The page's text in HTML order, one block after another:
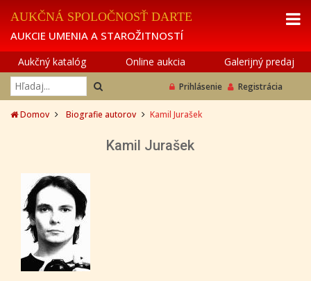
AUKČNÁ SPOLOČNOSŤ DARTE
AUKCIE UMENIA A STAROŽITNOSTÍ
Aukčný katalóg Online aukcia Galerijný predaj
Prihlásenie Registrácia
Domov Biografie autorov Kamil Jurašek
Kamil Jurašek